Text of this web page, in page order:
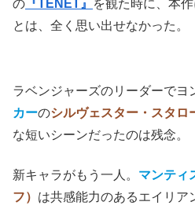
の 『TENET』
を観た時に、本
とは、全く思い出せなかった。
ラベンジャーズのリーダーでヨ
カーのシルヴェスター・スタロ
な短いシーンだったのは残念。
新キャラがもう一人。 マンティ
フ） は共感能力のあるエイリア